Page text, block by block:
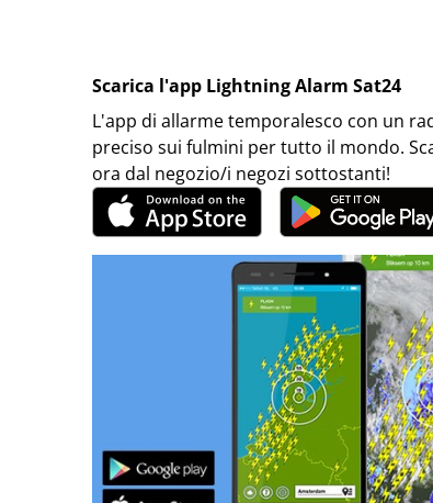
Scarica l'app Lightning Alarm Sat24
L'app di allarme temporalesco con un
preciso sui fulmini per tutto il mondo.
ora dal negozio/i negozi sottostanti!